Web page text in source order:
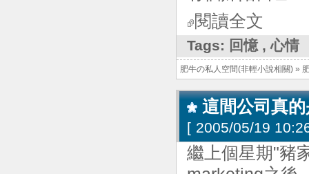
閱讀全文
Tags: 回憶 ,心情
肥牛の私人空間(非輕小說相關) »
這間公司真
[ 2005/05/19
繼上個星期"豬